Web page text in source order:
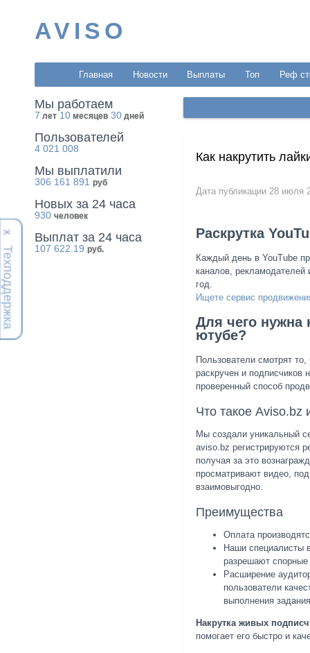
Х
Техподдержка
AVISO
Главная Новости Выплаты Топ Реф
Мы работаем
7 лет 10 месяцев 30 дней
Пользователей
4 021 008
Мы выплатили
306 161 891 руб
Новых за 24 часа
930 человек
Выплат за 24 часа
107 622.19 руб.
Как накрутить
Дата публикации 28 июля
Раскрутка
Каждый день в YouTube
каналов,
год.
Ищете сервис
Для чего нужна
ютубе?
Пользователи смотрят
раскручен и подписчиков
проверенный способ
Что такое Aviso.bz
Мы создали уникальный
aviso.bz регистрируются
получая за это
просматривают видео,
взаимовыгодно.
Преимущества
Оплата
Наши специалисты
разрешают спорные
Расширение
пользователи
выполнения
Накрутка живых
помогает его быстро и